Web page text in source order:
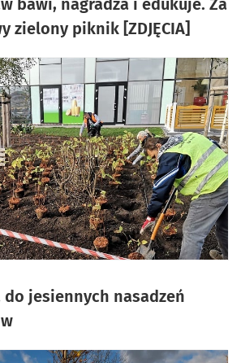
bawi, nagradza i edukuje. Za
zielony piknik [ZDJĘCIA]
jesiennych nasadzeń